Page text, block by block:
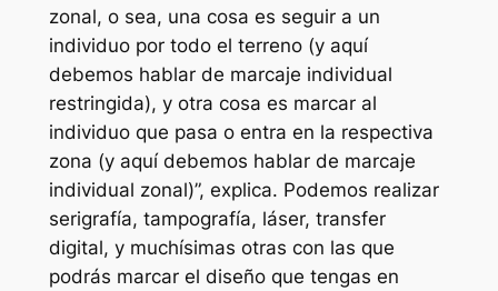
zonal, o sea, una cosa es seguir a un
individuo por todo el terreno (y aquí
debemos hablar de marcaje individual
restringida), y otra cosa es marcar al
individuo que pasa o entra en la respectiva
zona (y aquí debemos hablar de marcaje
individual zonal)”, explica. Podemos realizar
serigrafía, tampografía, láser, transfer
digital, y muchísimas otras con las que
podrás marcar el diseño que tengas en